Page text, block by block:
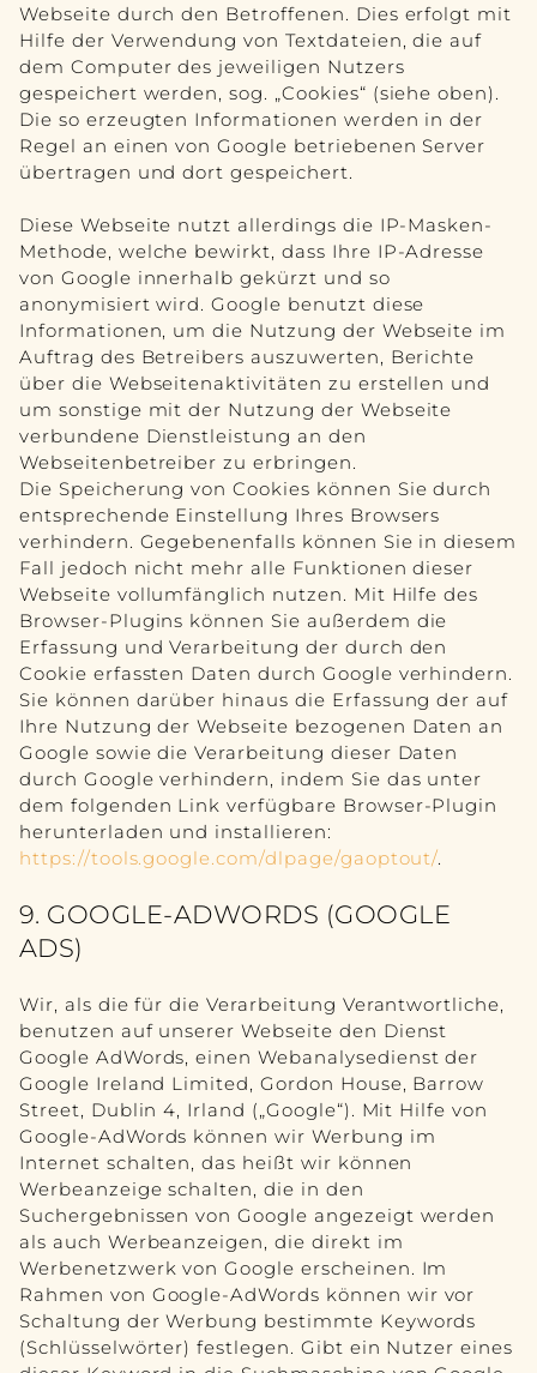
Webseite durch den Betroffenen. Dies erfolgt mit
Hilfe der Verwendung von Textdateien, die auf
dem Computer des jeweiligen Nutzers
gespeichert werden, sog. „Cookies“ (siehe oben).
Die so erzeugten Informationen werden in der
Regel an einen von Google betriebenen Server
übertragen und dort gespeichert.
Diese Webseite nutzt allerdings die IP-Masken-
Methode, welche bewirkt, dass Ihre IP-Adresse
von Google innerhalb gekürzt und so
anonymisiert wird. Google benutzt diese
Informationen, um die Nutzung der Webseite im
Auftrag des Betreibers auszuwerten, Berichte
über die Webseitenaktivitäten zu erstellen und
um sonstige mit der Nutzung der Webseite
verbundene Dienstleistung an den
Webseitenbetreiber zu erbringen.
Die Speicherung von Cookies können Sie durch
entsprechende Einstellung Ihres Browsers
verhindern. Gegebenenfalls können Sie in diesem
Fall jedoch nicht mehr alle Funktionen dieser
Webseite vollumfänglich nutzen. Mit Hilfe des
Browser-Plugins können Sie außerdem die
Erfassung und Verarbeitung der durch den
Cookie erfassten Daten durch Google verhindern.
Sie können darüber hinaus die Erfassung der auf
Ihre Nutzung der Webseite bezogenen Daten an
Google sowie die Verarbeitung dieser Daten
durch Google verhindern, indem Sie das unter
dem folgenden Link verfügbare Browser-Plugin
herunterladen und installieren:
https://tools.google.com/dlpage/gaoptout/.
9. GOOGLE-ADWORDS (GOOGLE
ADS)
Wir, als die für die Verarbeitung Verantwortliche,
benutzen auf unserer Webseite den Dienst
Google AdWords, einen Webanalysedienst der
Google Ireland Limited, Gordon House, Barrow
Street, Dublin 4, Irland („Google“). Mit Hilfe von
Google-AdWords können wir Werbung im
Internet schalten, das heißt wir können
Werbeanzeige schalten, die in den
Suchergebnissen von Google angezeigt werden
als auch Werbeanzeigen, die direkt im
Werbenetzwerk von Google erscheinen. Im
Rahmen von Google-AdWords können wir vor
Schaltung der Werbung bestimmte Keywords
(Schlüsselwörter) festlegen. Gibt ein Nutzer eines